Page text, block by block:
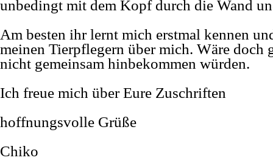
unbedingt mit dem Kopf durch die Wand
Am besten ihr lernt mich erstmal kennen
meinen Tierpflegern über mich. Wäre doch
nicht gemeinsam hinbekommen würden.
Ich freue mich über Eure Zuschriften
hoffnungsvolle Grüße
Chiko